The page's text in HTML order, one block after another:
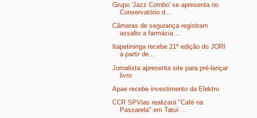
Grupo 'Jazz Combo' se apresenta no
Conservatório d...
Câmeras de segurança registram
assalto a farmácia ...
Itapetininga recebe 21ª edição do JORI
a partir de...
Jornalista apresenta site para pré-lançar
livro
Apae recebe investimento da Elektro
CCR SPVias realizará "Café na
Passarela" em Tatuí ...